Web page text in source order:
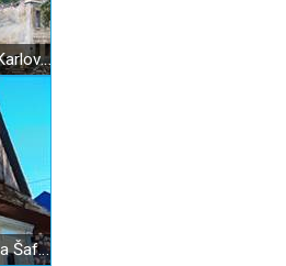
Vysoká pec vo Vlachove (Karlova huta)
Pamätný dom Pavla Jozefa Šafárika